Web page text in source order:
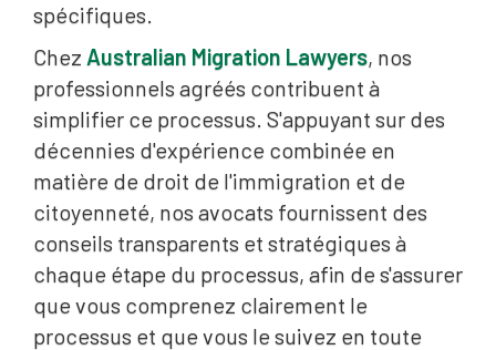
spécifiques.
Chez Australian Migration Lawyers, nos
professionnels agréés contribuent à
simplifier ce processus. S'appuyant sur des
décennies d'expérience combinée en
matière de droit de l'immigration et de
citoyenneté, nos avocats fournissent des
conseils transparents et stratégiques à
chaque étape du processus, afin de s'assurer
que vous comprenez clairement le
processus et que vous le suivez en toute